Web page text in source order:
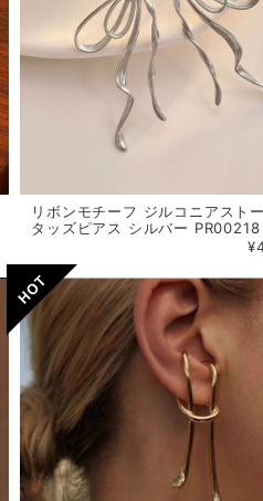
リボンモチーフ ジルコニアスト
タッズピアス シルバー PR00218